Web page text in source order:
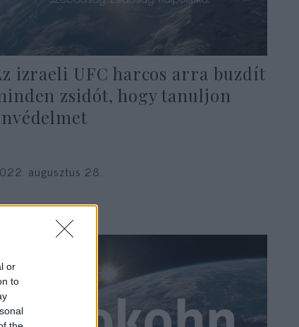
or
to
izraeli UFC harcos arra buzdít
zsidót, hogy tanuljon
augusztus 28.